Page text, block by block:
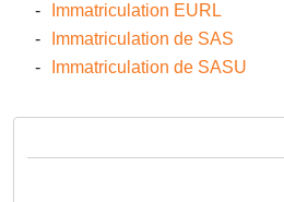
Immatriculation EURL
Immatriculation de SAS
Immatriculation de SASU